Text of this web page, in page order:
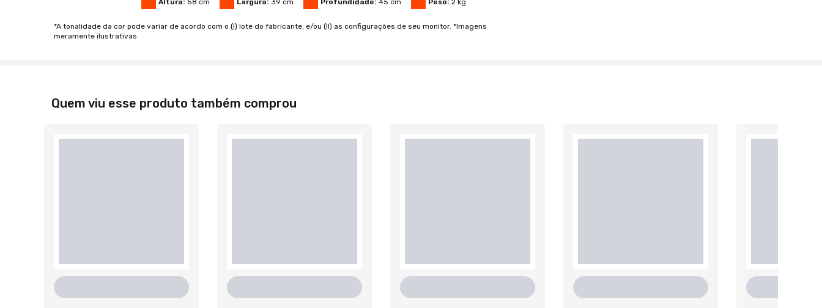
Altura: 58 cm Largura: 39 cm Profundidade: 45 cm Peso: 2 kg
*A tonalidade da cor pode variar de acordo com o (I) lote do fabricante; e/ou (II) as configurações de seu monitor. *Imagens
meramente ilustrativas
Quem viu esse produto também comprou